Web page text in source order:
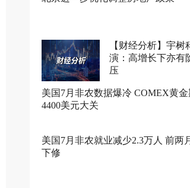
【财经分析】宇树
演：高增长下亦有
压
美国7月非农数据爆冷 COMEX黄
4400美元大关
美国7月非农就业减少2.3万人 前两
下修